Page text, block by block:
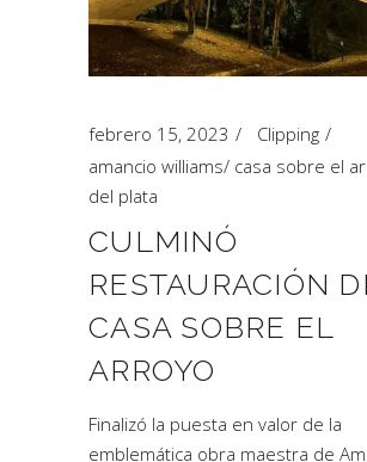
febrero 15, 2023
Clipping
amancio williams/ casa sobre el
del plata
CULMINÓ
RESTAURACIÓN
CASA SOBRE EL
ARROYO
Finalizó la puesta en valor de la
emblemática obra maestra de